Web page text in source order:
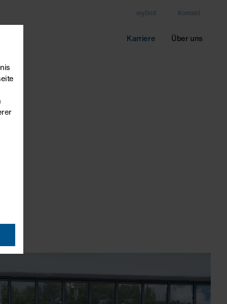
myDoX Kontakt
Karriere Über uns